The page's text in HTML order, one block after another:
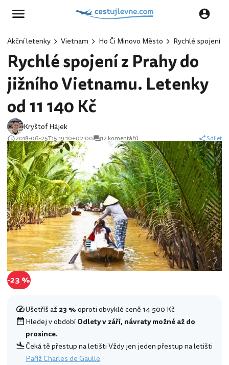
Akční letenky Vietnam Ho Či Minovo Město Rychlé spojení z
Rychlé spojení z Prahy do
jižního Vietnamu. Letenky
od 11 140 Kč
Kryštof Hájek
2018-06-25T15:19:10+02:00 12 komentářů Sdílet
-23 %
Ušetříš až23 %oproti obvyklé ceně 14 500 Kč
Hledej v obdobíOdlety v září, návraty možné až do
prosince.
Čeká tě přestup na letišti Vždy jen jeden přestup na letišti
Paříž Charles de Gaulle.